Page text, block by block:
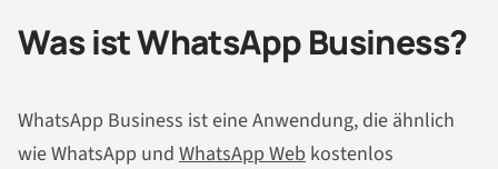
Was ist WhatsApp Business?
WhatsApp Business ist eine Anwendung, die ähnlich
wie WhatsApp und WhatsApp Web kostenlos